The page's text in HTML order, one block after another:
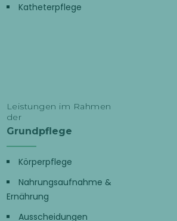
Katheterpflege
Leistungen im Rahmen
der
Grundpflege
Körperpflege
Nahrungsaufnahme &
Ernährung
Ausscheidungen